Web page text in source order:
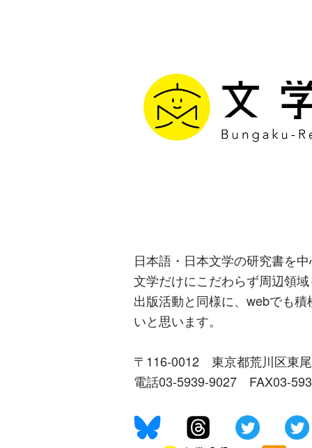
日本語・日本文学の研究書を
文学だけにこだわらず周辺領
出版活動と同様に、webでも
いと思います。
〒116-0012 東京都荒川区東
電話03-5939-9027 FAX03-